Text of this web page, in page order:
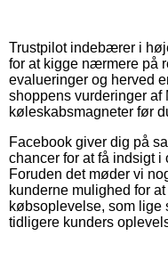
Trustpilot indebærer i
for at kigge nærmere på
evalueringer og herved
shoppens vurderinger af
køleskabsmagneter før
Facebook giver dig på
chancer for at få indsigt
Foruden det møder vi
kunderne mulighed for
købsoplevelse, som lige
tidligere kunders